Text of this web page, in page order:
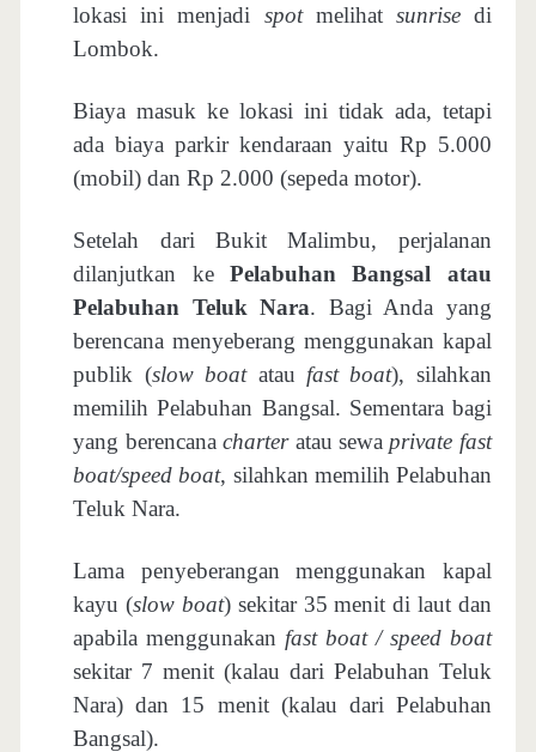
lokasi ini menjadi spot melihat sunrisedi
Lombok.
Biaya masuk ke lokasi ini tidak ada, tetapi
ada biaya parkir kendaraan yaitu Rp 5.000
(mobil) dan Rp 2.000 (sepeda motor).
Setelah dari Bukit Malimbu, perjalanan
dilanjutkan ke Pelabuhan Bangsal atau
Pelabuhan Teluk Nara. Bagi Anda yang
berencana menyeberang menggunakan kapal
publik (slow boat atau fast boat), silahkan
memilih Pelabuhan Bangsal. Sementara bagi
yang berencanacharter atau sewa private fast
boat/speed boat, silahkan memilih Pelabuhan
Teluk Nara.
Lama penyeberangan menggunakan kapal
kayu (slow boat) sekitar 35 menit di laut dan
apabila menggunakan fast boat / speed boat
sekitar 7 menit (kalau dari Pelabuhan Teluk
Nara) dan 15 menit (kalau dari Pelabuhan
Bangsal).